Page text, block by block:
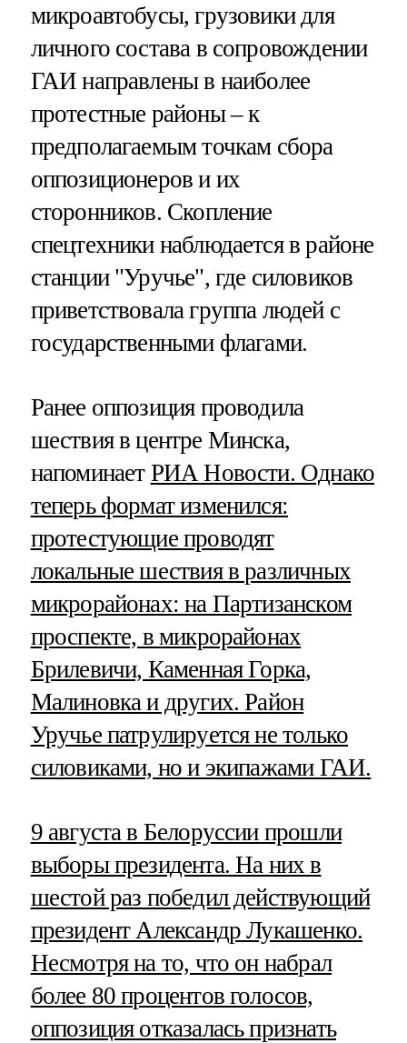
микроавтобусы, грузовики для
личного состава в сопровождении
ГАИ направлены в наиболее
протестные районы – к
предполагаемым точкам сбора
оппозиционеров и их
сторонников. Скопление
спецтехники наблюдается в районе
станции "Уручье", где силовиков
приветствовала группа людей с
государственными флагами.
Ранее оппозиция проводила
шествия в центре Минска,
напоминает РИА Новости. Однако
теперь формат изменился:
протестующие проводят
локальные шествия в различных
микрорайонах: на Партизанском
проспекте, в микрорайонах
Брилевичи, Каменная Горка,
Малиновка и других. Район
Уручье патрулируется не только
силовиками, но и экипажами ГАИ.
9 августа в Белоруссии прошли
выборы президента. На них в
шестой раз победил действующий
президент Александр Лукашенко.
Несмотря на то, что он набрал
более 80 процентов голосов,
оппозиция отказалась признать